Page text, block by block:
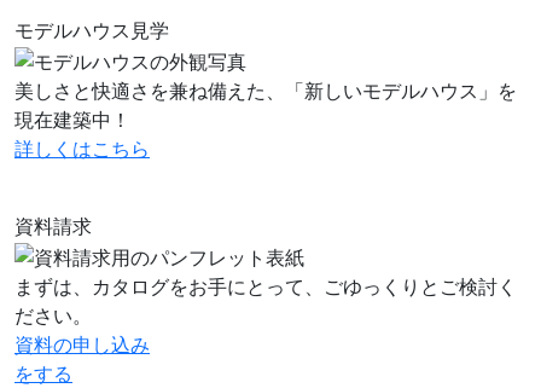
モデルハウス見学
美しさと快適さを兼ね備えた、「新しいモデルハウス」を
現在建築中！
詳しくはこちら
資料請求
まずは、カタログをお手にとって、ごゆっくりとご検討く
ださい。
資料の申し込み
をする